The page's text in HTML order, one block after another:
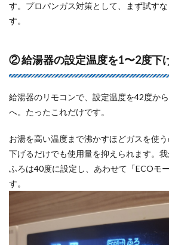
す。プロパンガス対策として、まず試す
す。
② 給湯器の設定温度を1〜2度下
給湯器のリモコンで、設定温度を42度か
へ。たったこれだけです。
お湯を高い温度まで沸かすほどガスを使
下げるだけでも使用量を抑えられます。我
ふろは40度に設定し、あわせて「ECOモ
す。